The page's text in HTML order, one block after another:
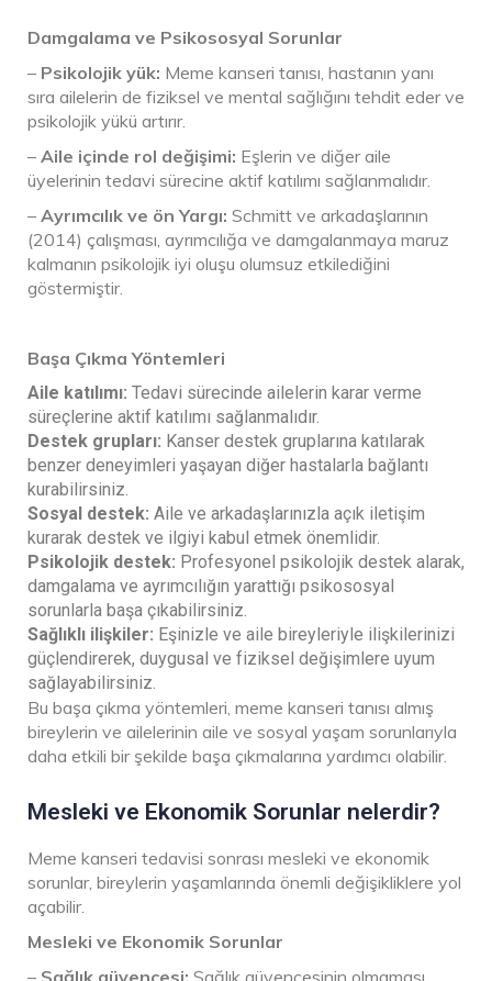
Damgalama ve Psikososyal Sorunlar
– Psikolojik yük: Meme kanseri tanısı, hastanın yanı
sıra ailelerin de fiziksel ve mental sağlığını tehdit eder ve
psikolojik yükü artırır.
– Aile içinde rol değişimi: Eşlerin ve diğer aile
üyelerinin tedavi sürecine aktif katılımı sağlanmalıdır.
– Ayrımcılık ve ön Yargı: Schmitt ve arkadaşlarının
(2014) çalışması, ayrımcılığa ve damgalanmaya maruz
kalmanın psikolojik iyi oluşu olumsuz etkilediğini
göstermiştir.
Başa Çıkma Yöntemleri
Aile katılımı: Tedavi sürecinde ailelerin karar verme
süreçlerine aktif katılımı sağlanmalıdır.
Destek grupları: Kanser destek gruplarına katılarak
benzer deneyimleri yaşayan diğer hastalarla bağlantı
kurabilirsiniz.
Sosyal destek: Aile ve arkadaşlarınızla açık iletişim
kurarak destek ve ilgiyi kabul etmek önemlidir.
Psikolojik destek: Profesyonel psikolojik destek alarak,
damgalama ve ayrımcılığın yarattığı psikososyal
sorunlarla başa çıkabilirsiniz.
Sağlıklı ilişkiler: Eşinizle ve aile bireyleriyle ilişkilerinizi
güçlendirerek, duygusal ve fiziksel değişimlere uyum
sağlayabilirsiniz.
Bu başa çıkma yöntemleri, meme kanseri tanısı almış
bireylerin ve ailelerinin aile ve sosyal yaşam sorunlarıyla
daha etkili bir şekilde başa çıkmalarına yardımcı olabilir.
Mesleki ve Ekonomik Sorunlar nelerdir?
Meme kanseri tedavisi sonrası mesleki ve ekonomik
sorunlar, bireylerin yaşamlarında önemli değişikliklere yol
açabilir.
Mesleki ve Ekonomik Sorunlar
– Sağlık güvencesi: Sağlık güvencesinin olmaması,